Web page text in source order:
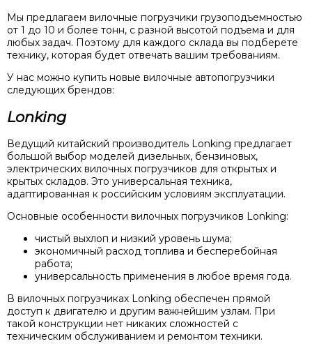
Мы предлагаем вилочные погрузчики грузоподъемностью
от 1 до 10 и более тонн, с разной высотой подъема и для
любых задач. Поэтому для каждого склада вы подберете
технику, которая будет отвечать вашим требованиям.
У нас можно купить новые вилочные автопогрузчики
следующих брендов:
Lonking
Ведущий китайский производитель Lonking предлагает
большой выбор моделей дизельных, бензиновых,
электрических вилочных погрузчиков для открытых и
крытых складов. Это универсальная техника,
адаптированная к российским условиям эксплуатации.
Основные особенности вилочных погрузчиков Lonking:
чистый выхлоп и низкий уровень шума;
экономичный расход топлива и бесперебойная
работа;
универсальность применения в любое время года.
В вилочных погрузчиках Lonking обеспечен прямой
доступ к двигателю и другим важнейшим узлам. При
такой конструкции нет никаких сложностей с
техническим обслуживанием и ремонтом техники.